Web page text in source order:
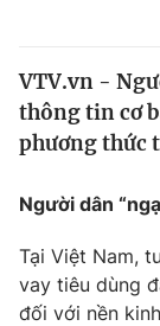
Thế giới
Câu chuyện
Kinh tế
Tài chính
Thị trường
Dữ liệu và
VTV.vn -
thông tin cơ
phương thức
Người dân
Tại Việt Nam,
vay tiêu dùng
đối với nền